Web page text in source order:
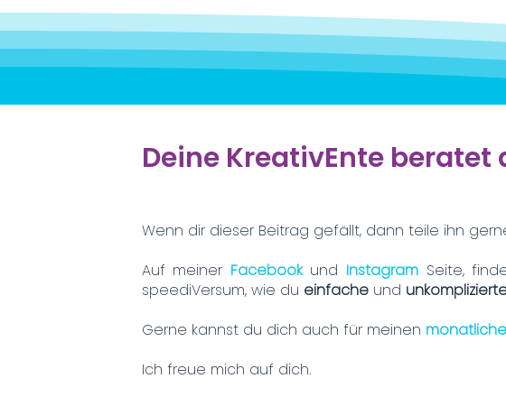
Deine KreativEnte beratet
Wenn dir dieser Beitrag gefällt, dann teile ihn
Auf meiner Facebook und Instagram Seite,
speediVersum, wie du einfache und
Gerne kannst du dich auch für meinen
Ich freue mich auf dich.